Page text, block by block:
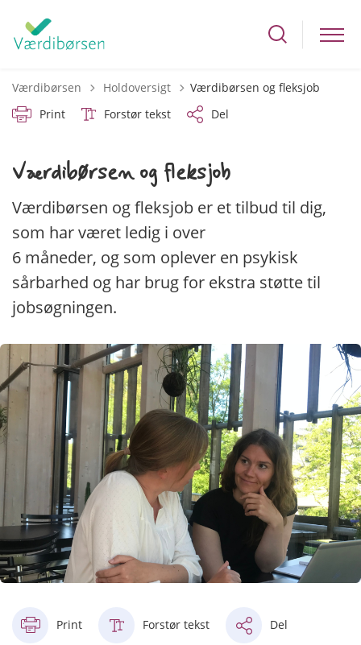
Værdibørsen Tilbage til
Holdoversigt
Værdibørsen og fleksjob
Print
Forstør tekst Del
Værdibørsen og fleksjob
Værdibørsen og fleksjob er et tilbud til dig,
som har været ledig i over
6 måneder, og som oplever en psykisk
sårbarhed og har brug for ekstra støtte til
jobsøgningen.
Print Forstør tekst Del